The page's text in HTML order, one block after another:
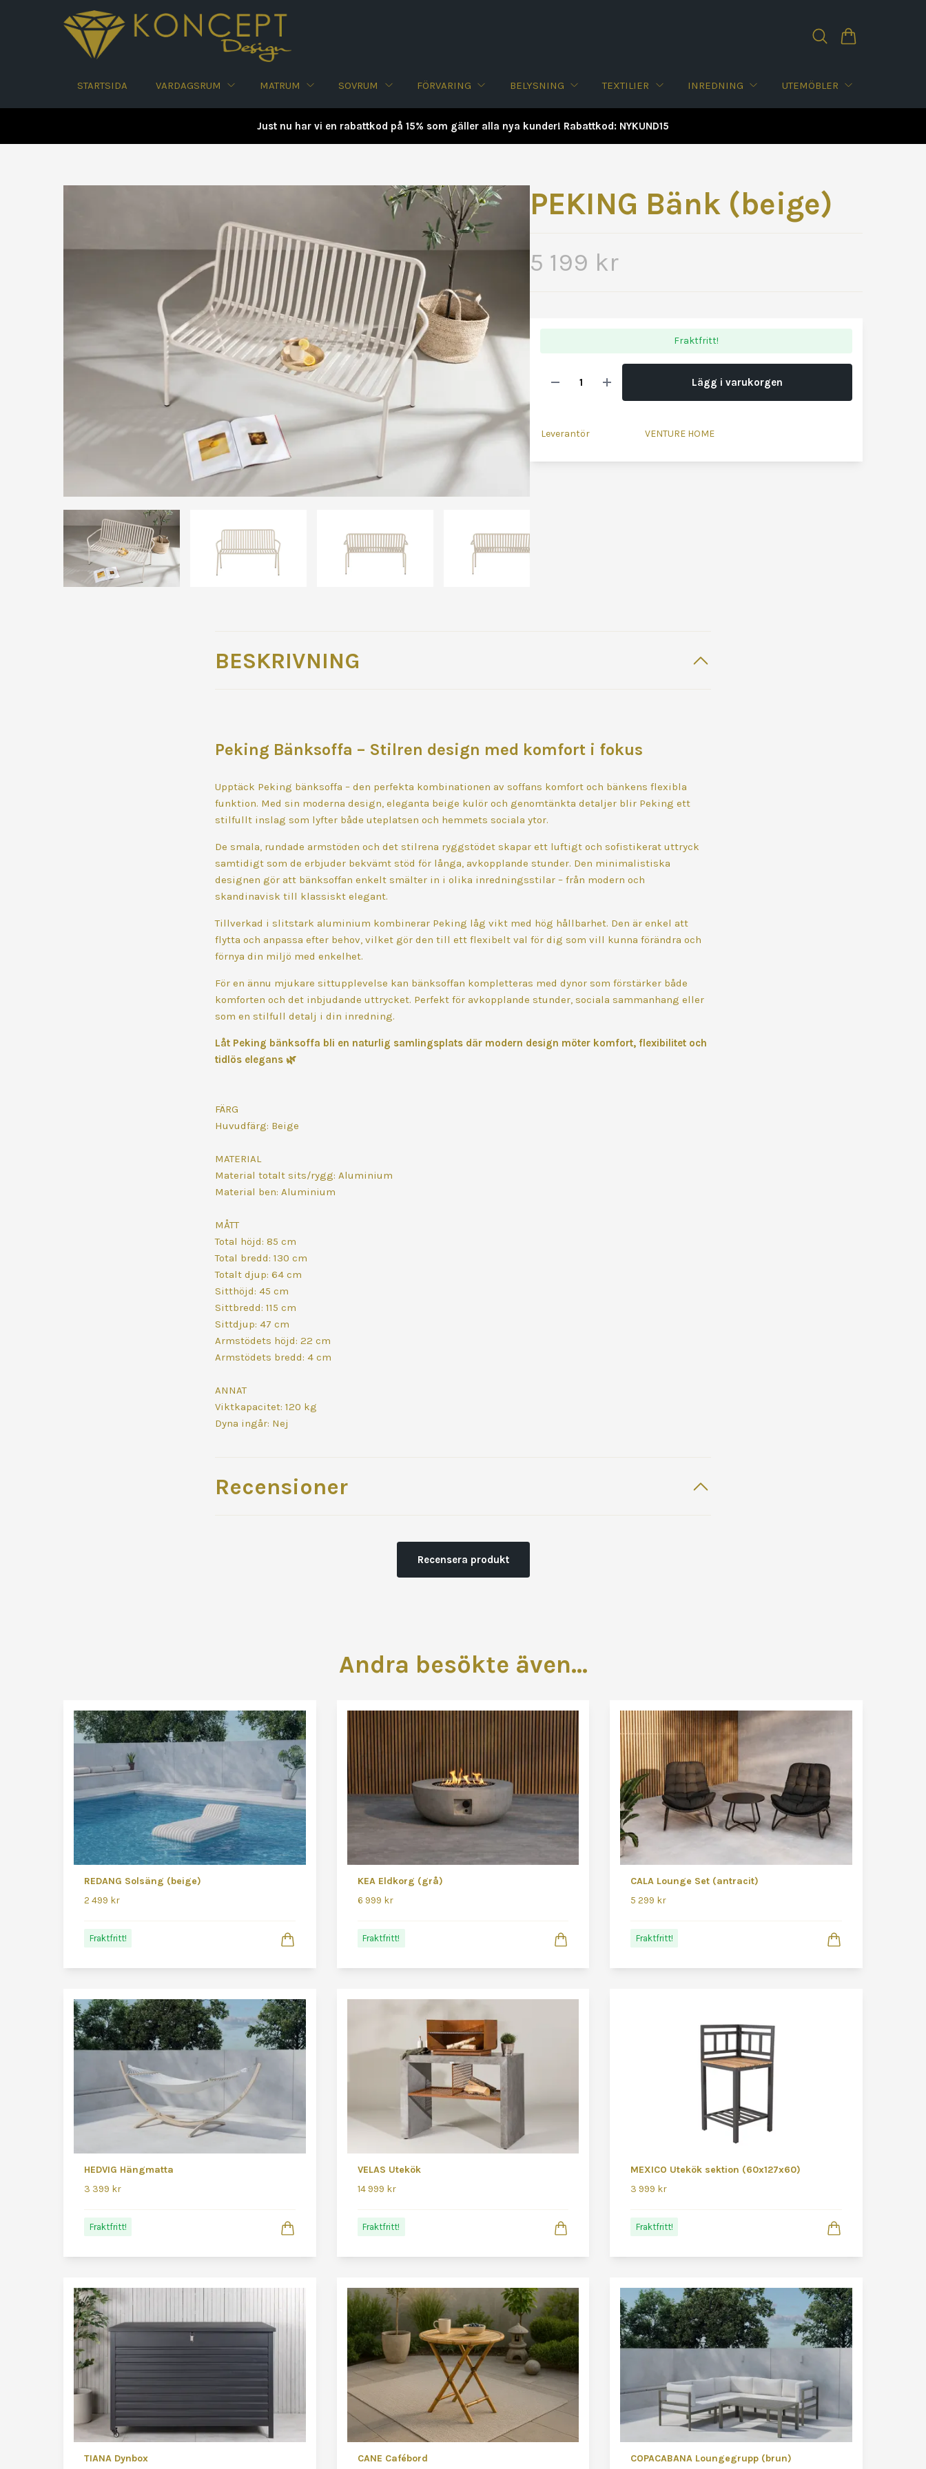
STARTSIDA VARDAGSRUM MATRUM SOVRUM FÖRVARING BELYSNING TEXTILIER INREDNING UTEMÖBLER
Just nu har vi en rabattkod på 15% som gäller alla nya kunder! Rabattkod: NYKUND15
PEKING Bänk (beige)
5 199 kr
Fraktfritt!
Lägg i varukorgen
Leverantör VENTURE HOME
BESKRIVNING
Peking Bänksoffa – Stilren design med komfort i fokus
Upptäck Peking bänksoffa – den perfekta kombinationen av soffans komfort och bänkens flexibla
funktion. Med sin moderna design, eleganta beige kulör och genomtänkta detaljer blir Peking ett
stilfullt inslag som lyfter både uteplatsen och hemmets sociala ytor.
De smala, rundade armstöden och det stilrena ryggstödet skapar ett luftigt och sofistikerat uttryck
samtidigt som de erbjuder bekvämt stöd för långa, avkopplande stunder. Den minimalistiska
designen gör att bänksoffan enkelt smälter in i olika inredningsstilar – från modern och
skandinavisk till klassiskt elegant.
Tillverkad i slitstark aluminium kombinerar Peking låg vikt med hög hållbarhet. Den är enkel att
flytta och anpassa efter behov, vilket gör den till ett flexibelt val för dig som vill kunna förändra och
förnya din miljö med enkelhet.
För en ännu mjukare sittupplevelse kan bänksoffan kompletteras med dynor som förstärker både
komforten och det inbjudande uttrycket. Perfekt för avkopplande stunder, sociala sammanhang eller
som en stilfull detalj i din inredning.
Låt Peking bänksoffa bli en naturlig samlingsplats där modern design möter komfort, flexibilitet och
tidlös elegans 🌿
FÄRG
Huvudfärg: Beige
MATERIAL
Material totalt sits/rygg: Aluminium
Material ben: Aluminium
MÅTT
Total höjd: 85 cm
Total bredd: 130 cm
Totalt djup: 64 cm
Sitthöjd: 45 cm
Sittbredd: 115 cm
Sittdjup: 47 cm
Armstödets höjd: 22 cm
Armstödets bredd: 4 cm
ANNAT
Viktkapacitet: 120 kg
Dyna ingår: Nej
Recensioner
Recensera produkt
Andra besökte även...
REDANG Solsäng (beige)
2 499 kr
Fraktfritt!
KEA Eldkorg (grå)
6 999 kr
Fraktfritt!
CALA Lounge Set (antracit)
5 299 kr
Fraktfritt!
HEDVIG Hängmatta
3 399 kr
Fraktfritt!
VELAS Utekök
14 999 kr
Fraktfritt!
MEXICO Utekök sektion (60x127x60)
3 999 kr
Fraktfritt!
TIANA Dynbox CANE Cafébord COPACABANA Loungegrupp (brun)